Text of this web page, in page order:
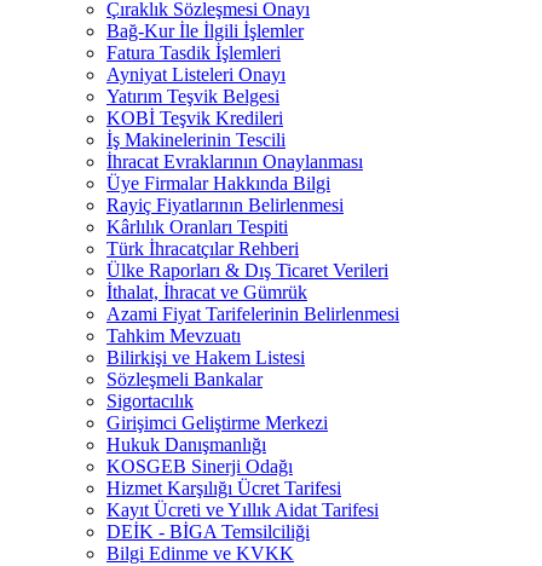
Çıraklık Sözleşmesi Onayı
Bağ-Kur İle İlgili İşlemler
Fatura Tasdik İşlemleri
Ayniyat Listeleri Onayı
Yatırım Teşvik Belgesi
KOBİ Teşvik Kredileri
İş Makinelerinin Tescili
İhracat Evraklarının Onaylanması
Üye Firmalar Hakkında Bilgi
Rayiç Fiyatlarının Belirlenmesi
Kârlılık Oranları Tespiti
Türk İhracatçılar Rehberi
Ülke Raporları & Dış Ticaret Verileri
İthalat, İhracat ve Gümrük
Azami Fiyat Tarifelerinin Belirlenmesi
Tahkim Mevzuatı
Bilirkişi ve Hakem Listesi
Sözleşmeli Bankalar
Sigortacılık
Girişimci Geliştirme Merkezi
Hukuk Danışmanlığı
KOSGEB Sinerji Odağı
Hizmet Karşılığı Ücret Tarifesi
Kayıt Ücreti ve Yıllık Aidat Tarifesi
DEİK - BİGA Temsilciliği
Bilgi Edinme ve KVKK